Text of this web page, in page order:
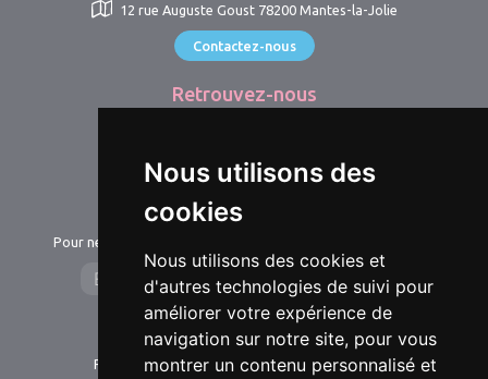
Nous utilisons des
cookies
Nous utilisons des cookies et
d'autres technologies de suivi pour
améliorer votre expérience de
navigation sur notre site, pour vous
montrer un contenu personnalisé et
12 rue Auguste Goust 78200 Mantes-la-Jolie
Contactez-nous
Retrouvez-nous
@sucreation_shop
Newsletter
Pour ne manquer aucune nouveauté et suivre notre actualité.
Livraison
Pour tout savoir sur la livraison de vos produits.